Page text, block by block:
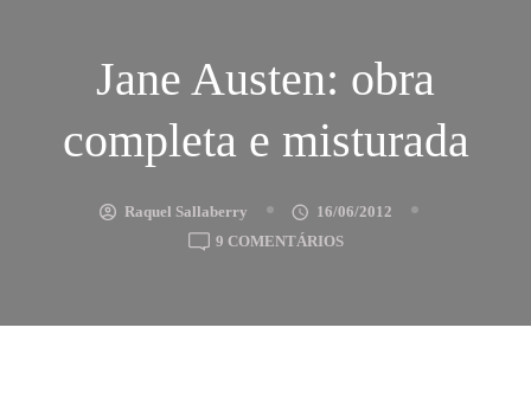
Jane Austen: obra
completa e misturada
Raquel Sallaberry
16/06/2012
9 COMENTÁRIOSEM
OBRA